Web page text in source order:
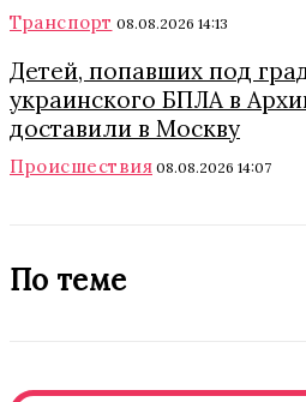
Транспорт 08.08.2026 14:13
Детей, попавших под
украинского БПЛА в
доставили в Москву
Происшествия 08.08.2026 14:07
По теме